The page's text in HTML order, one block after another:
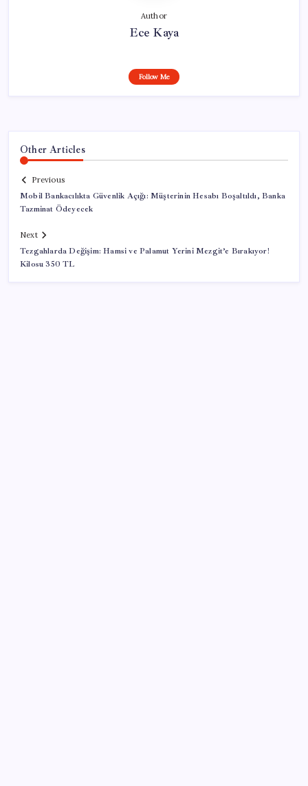
Author
Ece Kaya
Follow Me
Other Articles
Previous
Mobil Bankacılıkta Güvenlik Açığı: Müşterinin Hesabı Boşaltıldı, Banka
Tazminat Ödeyecek
Next
Tezgahlarda Değişim: Hamsi ve Palamut Yerini Mezgit’e Bırakıyor!
Kilosu 350 TL